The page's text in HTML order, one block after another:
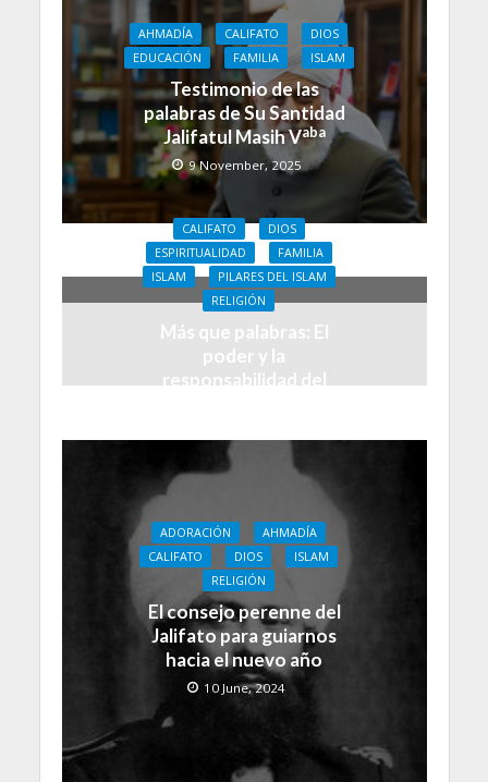
AHMADÍA CALIFATO
DIOS
EDUCACIÓN
FAMILIA ISLAM
Testimonio de las
palabras de Su Santidad
Jalifatul Masih Vaba
9 November, 2025
CALIFATO
DIOS
ESPIRITUALIDAD
FAMILIA
ISLAM
PILARES DEL ISLAM
RELIGIÓN
Más que palabras: El
poder y la
responsabilidad del
ADORACIÓN
AHMADÍA
CALIFATO
DIOS
ISLAM
RELIGIÓN
El consejo perenne del
Jalifato para guiarnos
hacia el nuevo año
10 June, 2024